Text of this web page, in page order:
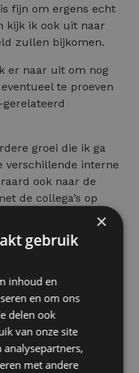
fijn om ergens echt
kijk ik ook uit naar
zullen bijkomen.
er naar uit om nog
te proeven
gerelateerd
groei die ik ga
verschillende interne
ook naar de
de collega’s op
meer te leren on the
blijven opdoen
Als laatste kijk ik
zoals
met het
×
gebruik
inhoud en
en om ons
delen ook
van onze site
analysepartners,
met andere